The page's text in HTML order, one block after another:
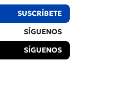
SUSCRÍBETE
SÍGUENOS
SÍGUENOS